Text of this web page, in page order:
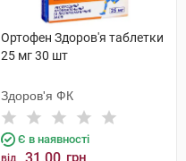
Ортофен Здоров'я таблетки
25 мг 30 шт
Здоров'я ФК
Є в наявності
від грн